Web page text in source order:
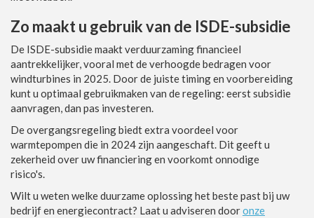
Zo maakt u gebruik van de ISDE-subsidie
De ISDE-subsidie maakt verduurzaming financieel
aantrekkelijker, vooral met de verhoogde bedragen voor
windturbines in 2025. Door de juiste timing en voorbereiding
kunt u optimaal gebruikmaken van de regeling: eerst subsidie
aanvragen, dan pas investeren.
De overgangsregeling biedt extra voordeel voor
warmtepompen die in 2024 zijn aangeschaft. Dit geeft u
zekerheid over uw financiering en voorkomt onnodige
risico's.
Wilt u weten welke duurzame oplossing het beste past bij uw
bedrijf en energiecontract? Laat u adviseren dooronze